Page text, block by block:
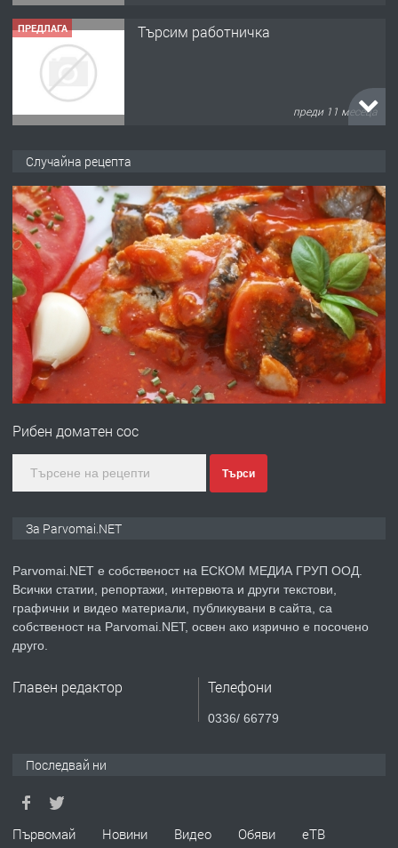
ПРЕДЛАГА Търсим работничка
преди 11 месеца
преди 1 година
ПРЕДЛАГА Работа за общи работници
преди 1 година
ПРЕДЛАГА
Първи поход "По стъпките на Ангел
преди 1 година
ПРЕДЛАГА Уроци по Математика
преди 1 година
Случайна рецепта
Рибен доматен сос
Търси
За Parvomai.NET
Parvomai.NET е собственост на ЕСКОМ МЕДИА ГРУП ООД.
Всички статии, репортажи, интервюта и други текстови,
графични и видео материали, публикувани в сайта, са
собственост на Parvomai.NET, освен ако изрично е посочено
друго.
Главен редактор Телефони
0336/ 66779
Последвай ни
Първомай Новини Видео Обяви
еТВ